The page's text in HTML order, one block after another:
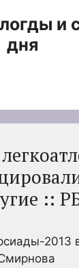
и
дня
::
2013